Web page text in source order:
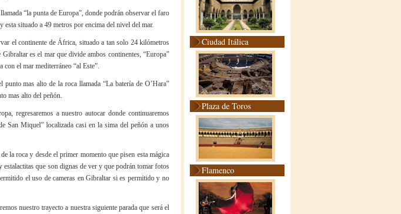
“la punta de Europa”, donde podrán observar el faro
situado a 49 metros por encima del nivel del mar.
el continente de África, situado a tan solo 24 kilómetros
es el mar que divide ambos continentes, “Europa”
con el mar mediterráneo “al Este”.
mas alto de la roca llamada “La batería de O’Hara”
mas alto del peñón.
regresaremos a nuestro autocar donde continuaremos
San Miquel” localizada casi en la sima del peñón a unos
la roca y desde el primer momento que pisen esta mágica
estalactitas que son dignas de ver y que podrán tomar fotos
el uso de cameras en Gibraltar si es permitido y no
nuestro trayecto a nuestra siguiente parada que será el
Ciudad Itálica
Plaza de Toros
Flamenco